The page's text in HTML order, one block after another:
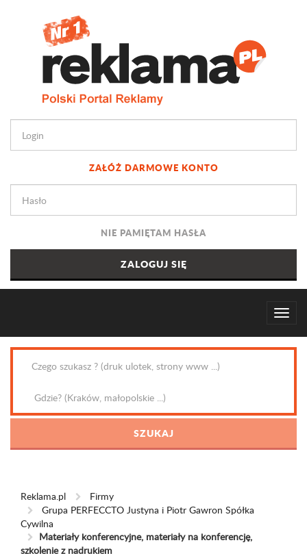
ZAŁÓŻ DARMOWE KONTO
NIE PAMIĘTAM HASŁA
Reklama.pl
Firmy
Grupa PERFECCTO Justyna i Piotr Gawron Spółka
Cywilna
Materiały konferencyjne, materiały na konferencję,
szkolenie z nadrukiem